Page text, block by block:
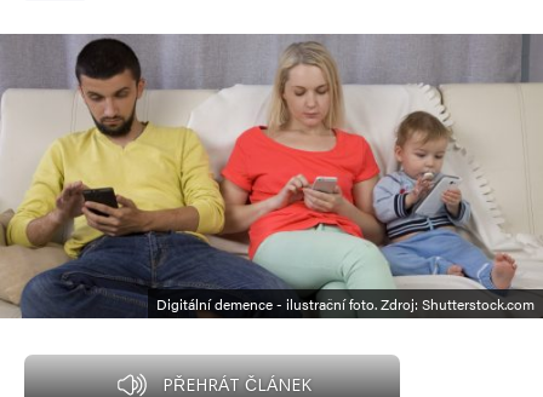
Digitální demence - ilustrační foto. Zdroj: Shutterstock.com
PŘEHRÁT ČLÁNEK